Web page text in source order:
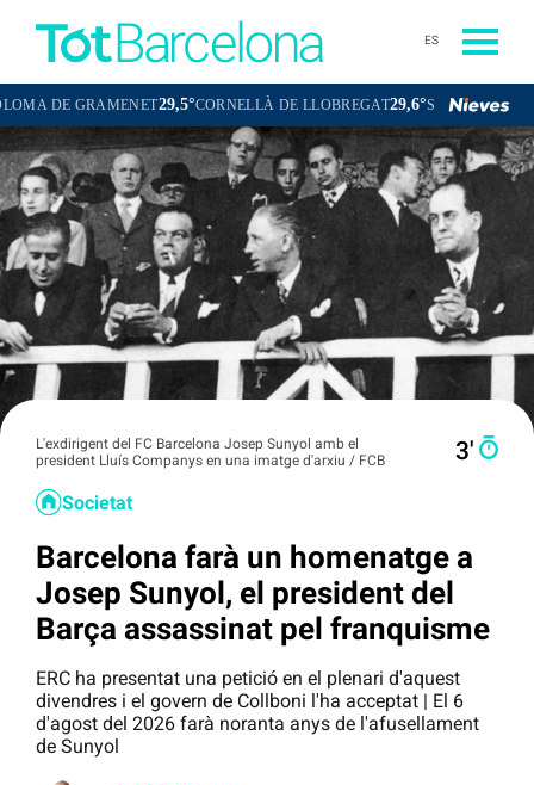
ES
GRAMENET29,5°CORNELLÀ DE LLOBREGAT29,6°SANT BOI DE
L'exdirigent del FC Barcelona Josep Sunyol amb el
president Lluís Companys en una imatge d'arxiu / FCB
3′
Societat
Barcelona farà un homenatge a
Josep Sunyol, el president del
Barça assassinat pel franquisme
ERC ha presentat una petició en el plenari d'aquest
divendres i el govern de Collboni l'ha acceptat | El 6
d'agost del 2026 farà noranta anys de l'afusellament
de Sunyol